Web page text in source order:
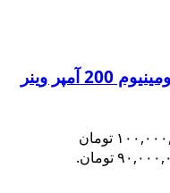
دستگاه جوش co2 دبل پالسی آلومینیوم 200 آمپر وینر
قیمت اصلی: ۱۰۰,۰۰۰,۰۰۰ تومان